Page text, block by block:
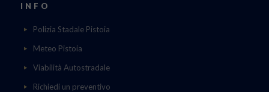
INFO
Polizia Stadale Pistoia
Meteo Pistoia
Viabilità Autostradale
Richiedi un preventivo